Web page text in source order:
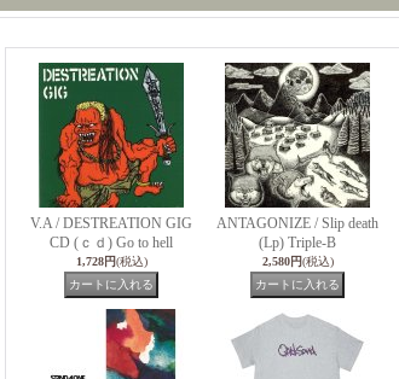
V.A / DESTREATION GIG
CD (ｃｄ) Go to hell
1,728円(税込)
ANTAGONIZE / Slip death
(Lp) Triple-B
2,580円(税込)